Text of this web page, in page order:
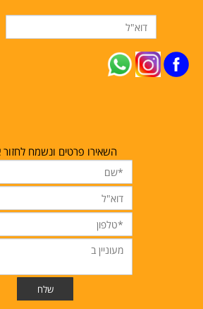
השאירו פרטים ונשמח לחזור